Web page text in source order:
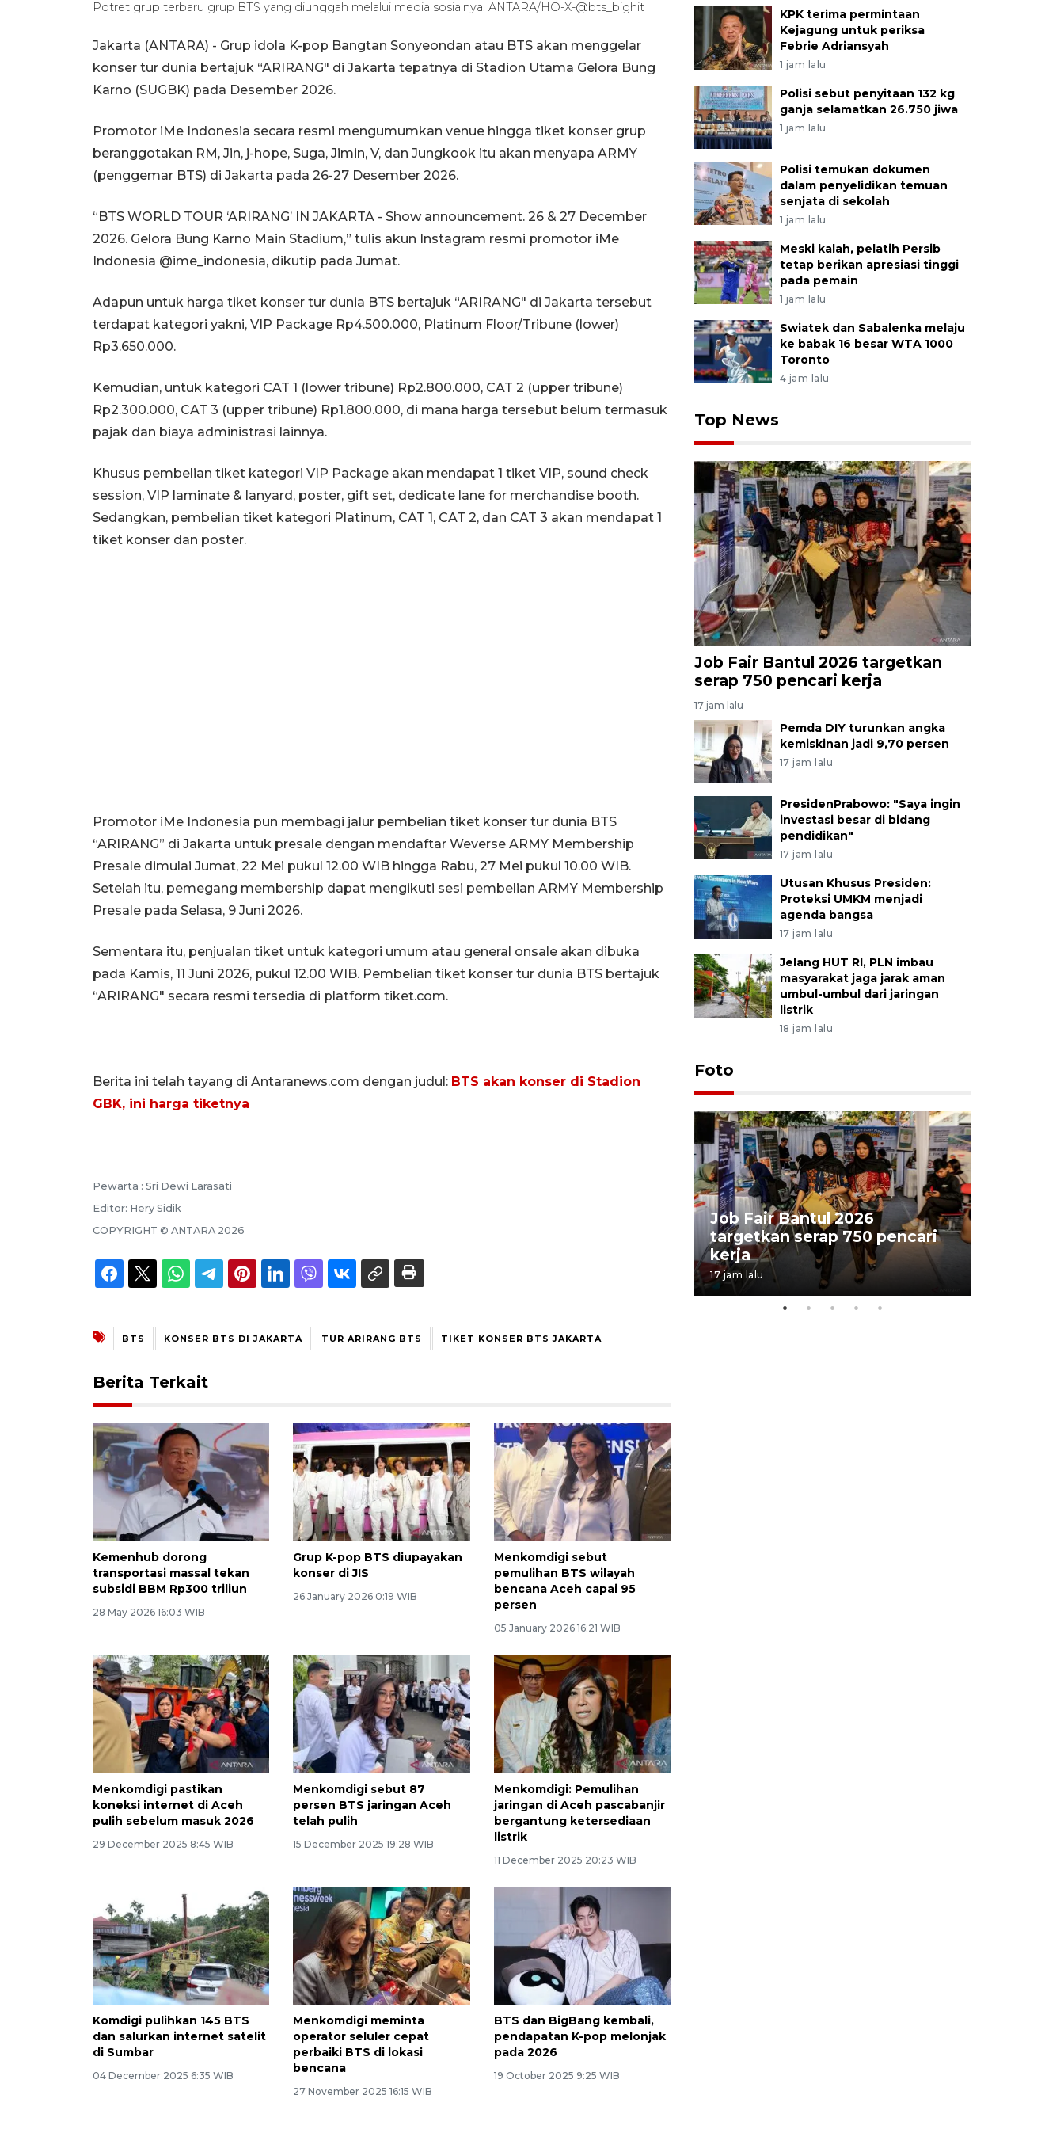
Potret grup terbaru grup BTS yang diunggah melalui media sosialnya. ANTARA/HO-X-@bts_bighit
Jakarta (ANTARA) - Grup idola K-pop Bangtan Sonyeondan atau BTS akan menggelar
konser tur dunia bertajuk “ARIRANG" di Jakarta tepatnya di Stadion Utama Gelora Bung
Karno (SUGBK) pada Desember 2026.
Promotor iMe Indonesia secara resmi mengumumkan venue hingga tiket konser grup
beranggotakan RM, Jin, j-hope, Suga, Jimin, V, dan Jungkook itu akan menyapa ARMY
(penggemar BTS) di Jakarta pada 26-27 Desember 2026.
“BTS WORLD TOUR ‘ARIRANG’ IN JAKARTA - Show announcement. 26 & 27 December
2026. Gelora Bung Karno Main Stadium,” tulis akun Instagram resmi promotor iMe
Indonesia @ime_indonesia, dikutip pada Jumat.
Adapun untuk harga tiket konser tur dunia BTS bertajuk “ARIRANG" di Jakarta tersebut
terdapat kategori yakni, VIP Package Rp4.500.000, Platinum Floor/Tribune (lower)
Rp3.650.000.
Kemudian, untuk kategori CAT 1 (lower tribune) Rp2.800.000, CAT 2 (upper tribune)
Rp2.300.000, CAT 3 (upper tribune) Rp1.800.000, di mana harga tersebut belum termasuk
pajak dan biaya administrasi lainnya.
Khusus pembelian tiket kategori VIP Package akan mendapat 1 tiket VIP, sound check
session, VIP laminate & lanyard, poster, gift set, dedicate lane for merchandise booth.
Sedangkan, pembelian tiket kategori Platinum, CAT 1, CAT 2, dan CAT 3 akan mendapat 1
tiket konser dan poster.
Promotor iMe Indonesia pun membagi jalur pembelian tiket konser tur dunia BTS
“ARIRANG” di Jakarta untuk presale dengan mendaftar Weverse ARMY Membership
Presale dimulai Jumat, 22 Mei pukul 12.00 WIB hingga Rabu, 27 Mei pukul 10.00 WIB.
Setelah itu, pemegang membership dapat mengikuti sesi pembelian ARMY Membership
Presale pada Selasa, 9 Juni 2026.
Sementara itu, penjualan tiket untuk kategori umum atau general onsale akan dibuka
pada Kamis, 11 Juni 2026, pukul 12.00 WIB. Pembelian tiket konser tur dunia BTS bertajuk
“ARIRANG" secara resmi tersedia di platform tiket.com.
Berita ini telah tayang di Antaranews.com dengan judul: BTS akan konser di Stadion
GBK, ini harga tiketnya
Pewarta : Sri Dewi Larasati
Editor: Hery Sidik
COPYRIGHT © ANTARA 2026
BTS KONSER BTS DI JAKARTA TUR ARIRANG BTS TIKET KONSER BTS JAKARTA
Berita Terkait
Kemenhub dorong
transportasi massal tekan
subsidi BBM Rp300 triliun
28 May 2026 16:03 WIB
Grup K-pop BTS diupayakan
konser di JIS
26 January 2026 0:19 WIB
Menkomdigi sebut
pemulihan BTS wilayah
bencana Aceh capai 95
persen
05 January 2026 16:21 WIB
Menkomdigi pastikan
koneksi internet di Aceh
pulih sebelum masuk 2026
29 December 2025 8:45 WIB
Menkomdigi sebut 87
persen BTS jaringan Aceh
telah pulih
15 December 2025 19:28 WIB
Menkomdigi: Pemulihan
jaringan di Aceh pascabanjir
bergantung ketersediaan
listrik
11 December 2025 20:23 WIB
Komdigi pulihkan 145 BTS
dan salurkan internet satelit
di Sumbar
04 December 2025 6:35 WIB
Menkomdigi meminta
operator seluler cepat
perbaiki BTS di lokasi
bencana
27 November 2025 16:15 WIB
BTS dan BigBang kembali,
pendapatan K-pop melonjak
pada 2026
19 October 2025 9:25 WIB
KPK terima permintaan
Kejagung untuk periksa
Febrie Adriansyah
1 jam lalu
Polisi sebut penyitaan 132 kg
ganja selamatkan 26.750 jiwa
1 jam lalu
Polisi temukan dokumen
dalam penyelidikan temuan
senjata di sekolah
1 jam lalu
Meski kalah, pelatih Persib
tetap berikan apresiasi tinggi
pada pemain
1 jam lalu
Swiatek dan Sabalenka melaju
ke babak 16 besar WTA 1000
Toronto
4 jam lalu
Top News
Job Fair Bantul 2026 targetkan
serap 750 pencari kerja
17 jam lalu
Pemda DIY turunkan angka
kemiskinan jadi 9,70 persen
17 jam lalu
PresidenPrabowo: "Saya ingin
investasi besar di bidang
pendidikan"
17 jam lalu
Utusan Khusus Presiden:
Proteksi UMKM menjadi
agenda bangsa
17 jam lalu
Jelang HUT RI, PLN imbau
masyarakat jaga jarak aman
umbul-umbul dari jaringan
listrik
18 jam lalu
Foto
Job Fair Bantul 2026
targetkan serap 750 pencari
kerja
17 jam lalu